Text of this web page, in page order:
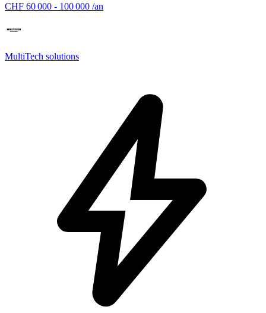
CHF 60 000 - 100 000 /an
MultiTech solutions